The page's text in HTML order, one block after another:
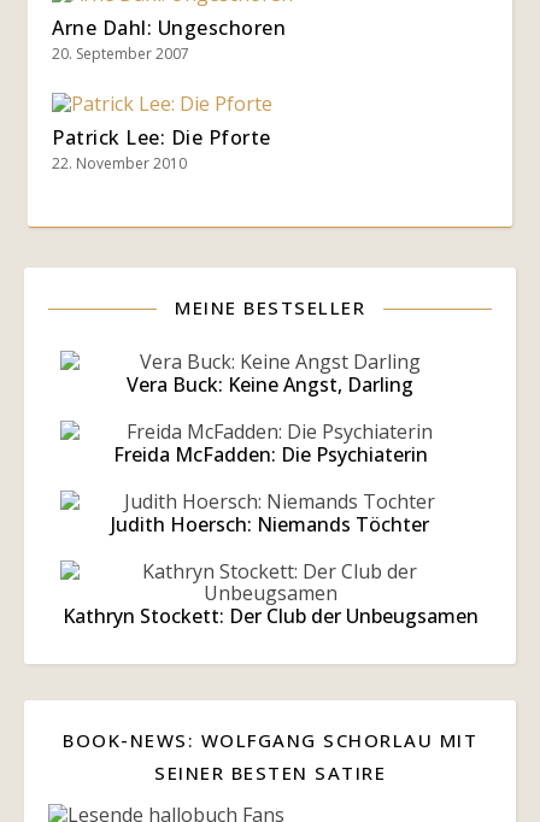
Arne Dahl: Ungeschoren
20. September 2007
Patrick Lee: Die Pforte
22. November 2010
MEINE BESTSELLER
Vera Buck: Keine Angst, Darling
Freida McFadden: Die Psychiaterin
Judith Hoersch: Niemands Töchter
Kathryn Stockett: Der Club der Unbeugsamen
BOOK-NEWS: WOLFGANG SCHORLAU MIT
SEINER BESTEN SATIRE